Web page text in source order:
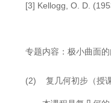
[3] Kellogg, O. D.
专题内容：极小曲面
(2) 复几何初步（授